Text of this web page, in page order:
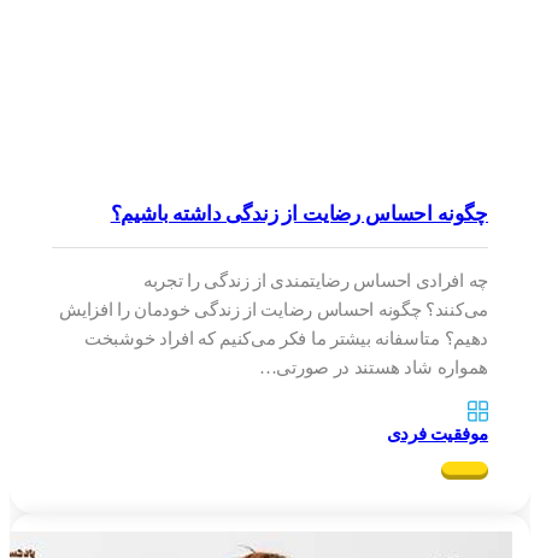
چگونه احساس رضایت از زندگی داشته باشیم؟
چه افرادی احساس رضایتمندی از زندگی را تجربه
می‌کنند؟ چگونه احساس رضایت از زندگی خودمان را افزایش
دهیم؟ متاسفانه بیشتر ما فکر می‌کنیم که افراد خوشبخت
همواره شاد هستند در صورتی…
موفقیت فردی